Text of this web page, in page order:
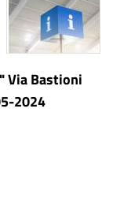
Via Bastioni
2024